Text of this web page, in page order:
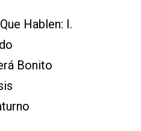
Hablen: I.
Bonito